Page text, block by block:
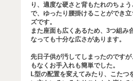
り、適度な硬さと背もたれのちょ
で、ゆったり腰掛けることができ
ズです。
また座面も広くあるため、3つ組み
なっても十分な広さがあります。
先日子供が汚してしまったのです
もなくお手入れも簡単でした。
L型の配置を変えてみたり、こたつ